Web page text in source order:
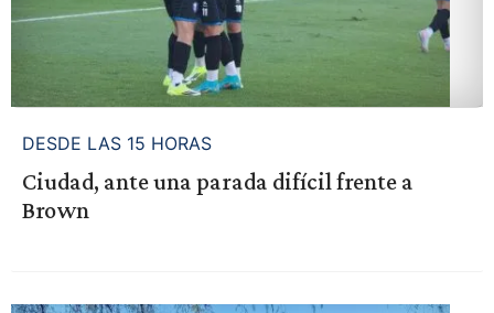
DESDE LAS 15 HORAS
Ciudad, ante una parada difícil frente a
Brown